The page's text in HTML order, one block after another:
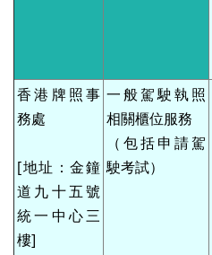
香港牌照事
務處
[地址：金鐘
道九十五號
統一中心三
樓]
一般駕駛執照
相關櫃位服務
（包括申請駕
駛考試）